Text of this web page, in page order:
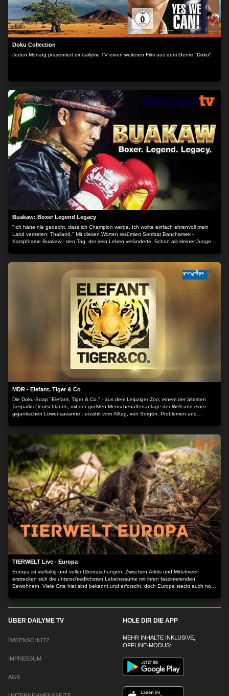
Doku Collection
Jeden Monatg präsentiert dir dailyme TV einen weiteren Film aus dem Genre "Doku".
Buakaw: Boxer Legend Legacy
"Ich hätte nie gedacht, dass ich Champion werde. Ich wollte einfach ehrenvoll mein
Land vertreten: Thailand." Mit diesen Worten resümiert Sombat Banchamek -
Kampfname Buakaw - den Tag, der sein Leben veränderte. Schon als kleiner Junge
Kampf, blieb dabei, kämpfte sich durch und gewann im Juli 2004 überraschend das
Finale des K-l World Max World Tournament. Zwei Jahre später wiederholte er den
Erfolg sogar. Er begann als einer von vielen - heute ist er der bekannteste Muay Thai-
Kämpfer seines Landes. Diese Dokumentation zeigt Thailands Nationalhelden so nah
wie nie zuvor und begleitet ihn sowohl durch die Stationen seiner sportlichen Karriere,
als auch durch seine Heimat und bietet einen einzigartigen Blick auf seine Welt,
fernab von Massentourismus und Konsum. Der Inhalt wird bereitgestellt von: PLAION
PICTURES GmbH, Lochhamer Str. 9, 82152 Planegg/München
MDR - Elefant, Tiger & Co
Die Doku-Soap "Elefant, Tiger & Co." - aus dem Leipziger Zoo, einem der ältesten
Tierparks Deutschlands, mit der größten Menschenaffenanlage der Welt und einer
gigantischen Löwensavanne - erzählt vom Alltag, von Sorgen, Problemen und
TIERWELT Live - Europa
Europa ist vielfältig und voller Überraschungen. Zwischen Arktis und Mittelmeer
erstrecken sich die unterschiedlichsten Lebensräume mit ihren faszinierenden
Bewohnern. Viele Orte hier sind bekannt und erforscht, doch Europa steckt auch noch
ÜBER DAILYME TV
DATENSCHUTZ
IMPRESSUM
AGB
HOLE DIR DIE APP
MEHR INHALTE INKLUSIVE,
OFFLINE-MODUS: